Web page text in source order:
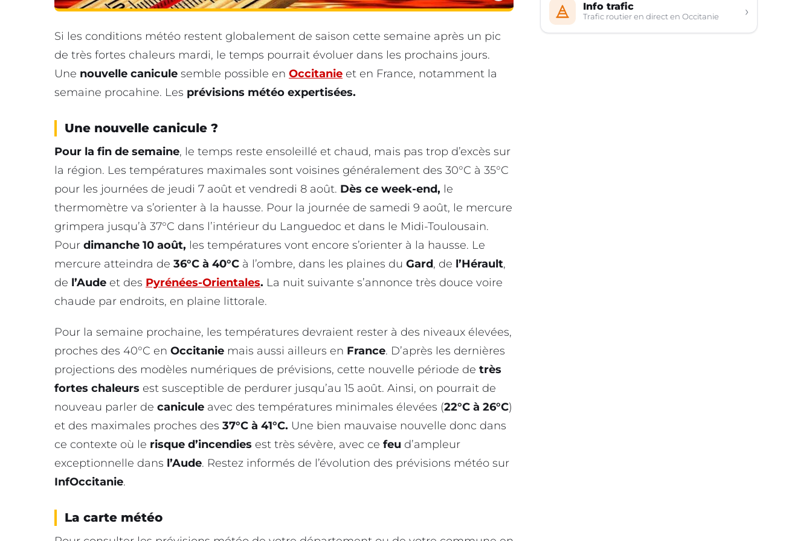
Si les conditions météo restent globalement de saison cette semaine après un pic
de très fortes chaleurs mardi, le temps pourrait évoluer dans les prochains jours.
Une nouvelle canicule semble possible en Occitanie et en France, notamment la
semaine procahine. Les prévisions météo expertisées.
Une nouvelle canicule ?
Pour la fin de semaine, le temps reste ensoleillé et chaud, mais pas trop d’excès sur
la région. Les températures maximales sont voisines généralement des 30°C à 35°C
pour les journées de jeudi 7 août et vendredi 8 août. Dès ce week-end, le
thermomètre va s’orienter à la hausse. Pour la journée de samedi 9 août, le mercure
grimpera jusqu’à 37°C dans l’intérieur du Languedoc et dans le Midi-Toulousain.
Pour dimanche 10 août, les températures vont encore s’orienter à la hausse. Le
mercure atteindra de 36°C à 40°C à l’ombre, dans les plaines du Gard, de l’Hérault,
de l’Aude et des Pyrénées-Orientales. La nuit suivante s’annonce très douce voire
chaude par endroits, en plaine littorale.
Pour la semaine prochaine, les températures devraient rester à des niveaux élevées,
proches des 40°C en Occitanie mais aussi ailleurs en France. D’après les dernières
projections des modèles numériques de prévisions, cette nouvelle période de très
fortes chaleurs est susceptible de perdurer jusqu’au 15 août. Ainsi, on pourrait de
nouveau parler de canicule avec des températures minimales élevées (22°C à 26°C)
et des maximales proches des 37°C à 41°C. Une bien mauvaise nouvelle donc dans
ce contexte où le risque d’incendies est très sévère, avec ce feu d’ampleur
exceptionnelle dans l’Aude. Restez informés de l’évolution des prévisions météo sur
InfOccitanie.
La carte météo
Info trafic
Trafic routier en direct en Occitanie ›